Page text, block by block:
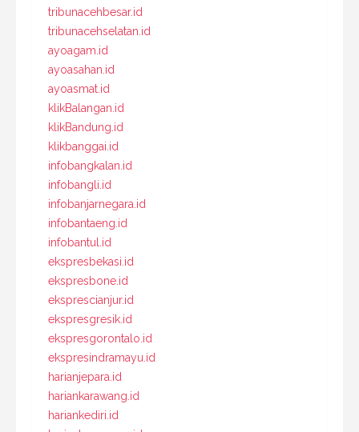
tribunacehbesar.id
tribunacehselatan.id
ayoagam.id
ayoasahan.id
ayoasmat.id
klikBalangan.id
klikBandung.id
klikbanggai.id
infobangkalan.id
infobangli.id
infobanjarnegara.id
infobantaeng.id
infobantul.id
ekspresbekasi.id
ekspresbone.id
eksprescianjur.id
ekspresgresik.id
ekspresgorontalo.id
ekspresindramayu.id
harianjepara.id
hariankarawang.id
hariankediri.id